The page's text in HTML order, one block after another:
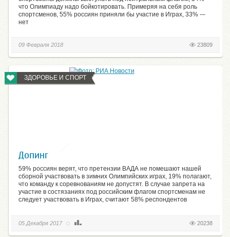
что Олимпиаду надо бойкотировать. Примеряя на себя роль
спортсменов, 55% россиян приняли бы участие в Играх, 33% -–
нет
23809
09 Февраля 2018
ЗДОРОВЬЕ И СПОРТ
Допинг
59% россиян верят, что претензии ВАДА не помешают нашей
сборной участвовать в зимних Олимпийских играх, 19% полагают,
что команду к соревнованиям не допустят. В случае запрета на
участие в состязаниях под российским флагом спортсменам не
следует участвовать в Играх, считают 58% респондентов
20238
05 Декабря 2017